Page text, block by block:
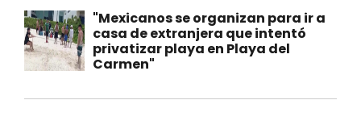
"Mexicanos se organizan para ir a
casa de extranjera que intentó
privatizar playa en Playa del
Carmen"